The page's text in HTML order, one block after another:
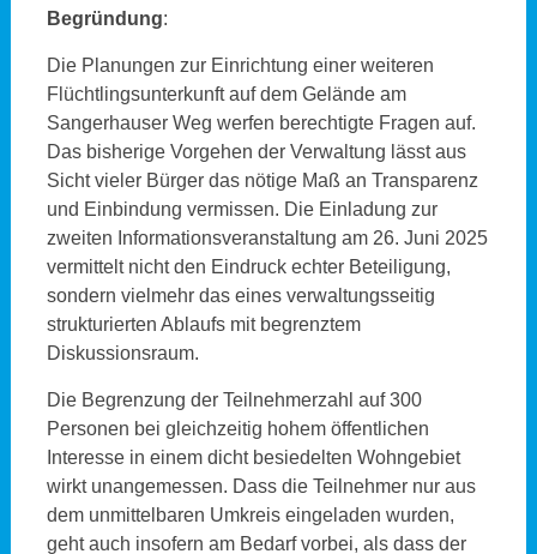
Begründung:
Die Planungen zur Einrichtung einer weiteren
Flüchtlingsunterkunft auf dem Gelände am
Sangerhauser Weg werfen berechtigte Fragen auf.
Das bisherige Vorgehen der Verwaltung lässt aus
Sicht vieler Bürger das nötige Maß an Transparenz
und Einbindung vermissen. Die Einladung zur
zweiten Informationsveranstaltung am 26. Juni 2025
vermittelt nicht den Eindruck echter Beteiligung,
sondern vielmehr das eines verwaltungsseitig
strukturierten Ablaufs mit begrenztem
Diskussionsraum.
Die Begrenzung der Teilnehmerzahl auf 300
Personen bei gleichzeitig hohem öffentlichen
Interesse in einem dicht besiedelten Wohngebiet
wirkt unangemessen. Dass die Teilnehmer nur aus
dem unmittelbaren Umkreis eingeladen wurden,
geht auch insofern am Bedarf vorbei, als dass der